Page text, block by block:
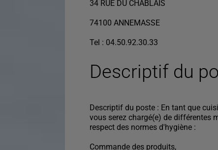
34 RUE DU CHABLAIS
74100 ANNEMASSE
Tel : 04.50.92.30.33
Descriptif du
Descriptif du poste : En tant que
vous serez chargé(e) de différentes
respect des normes d'hygiène :
Commande des produits,